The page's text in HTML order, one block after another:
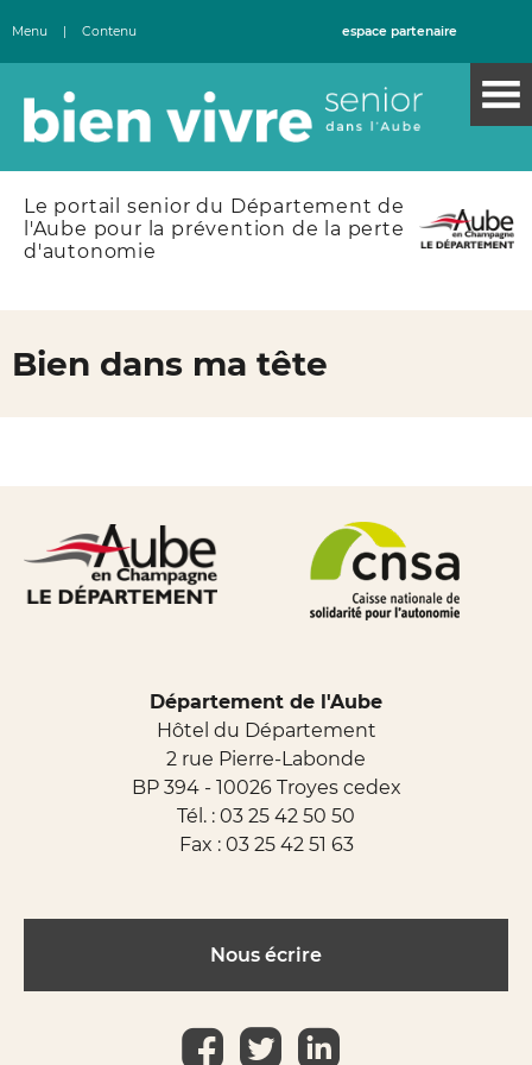
Menu | Contenu espace partenaire
Le portail senior du Département de
l'Aube pour la prévention de la perte
d'autonomie
Bien dans ma tête
Département de l'Aube
Hôtel du Département
2 rue Pierre-Labonde
BP 394 - 10026 Troyes cedex
Tél. : 03 25 42 50 50
Fax : 03 25 42 51 63
Nous écrire